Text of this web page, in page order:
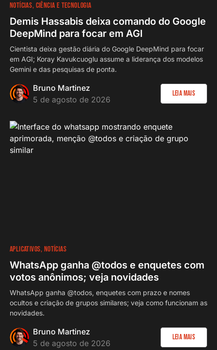
NOTÍCIAS CIÊNCIA E TECNOLOGIA
Demis Hassabis deixa comando do Google
DeepMind para focar em AGI
Cientista deixa gestão diária do Google DeepMind para focar
em AGI; Koray Kavukcuoglu assume a liderança dos modelos
Gemini e das pesquisas de ponta.
Bruno Martinez
5 de agosto de 2026
Leia Mais
APLICATIVOS NOTÍCIAS
WhatsApp ganha @todos e enquetes com
votos anônimos; veja novidades
WhatsApp ganha @todos, enquetes com prazo e nomes
ocultos e criação de grupos similares; veja como funcionam as
novidades.
Bruno Martinez
5 de agosto de 2026
Leia Mais